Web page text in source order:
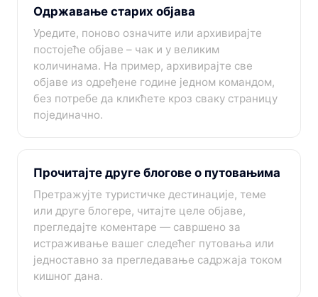
Одржавање старих објава
Уредите, поново означите или архивирајте
постојеће објаве – чак и у великим
количинама. На пример, архивирајте све
објаве из одређене године једном командом,
без потребе да кликћете кроз сваку страницу
појединачно.
Прочитајте друге блогове о путовањима
Претражујте туристичке дестинације, теме
или друге блогере, читајте целе објаве,
прегледајте коментаре — савршено за
истраживање вашег следећег путовања или
једноставно за прегледавање садржаја током
кишног дана.